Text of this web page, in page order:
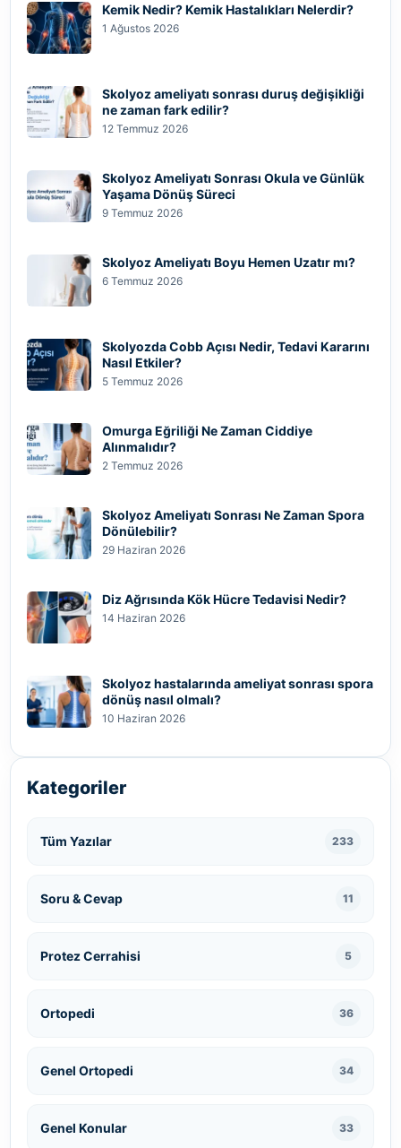
Kemik Nedir? Kemik Hastalıkları Nelerdir?
1 Ağustos 2026
Skolyoz ameliyatı sonrası duruş değişikliği
ne zaman fark edilir?
12 Temmuz 2026
Skolyoz Ameliyatı Sonrası Okula ve Günlük
Yaşama Dönüş Süreci
9 Temmuz 2026
Skolyoz Ameliyatı Boyu Hemen Uzatır mı?
6 Temmuz 2026
Skolyozda Cobb Açısı Nedir, Tedavi Kararını
Nasıl Etkiler?
5 Temmuz 2026
Omurga Eğriliği Ne Zaman Ciddiye
Alınmalıdır?
2 Temmuz 2026
Skolyoz Ameliyatı Sonrası Ne Zaman Spora
Dönülebilir?
29 Haziran 2026
Diz Ağrısında Kök Hücre Tedavisi Nedir?
14 Haziran 2026
Skolyoz hastalarında ameliyat sonrası spora
dönüş nasıl olmalı?
10 Haziran 2026
Kategoriler
Tüm Yazılar 233
Soru & Cevap 11
Protez Cerrahisi 5
Ortopedi 36
Genel Ortopedi 34
Genel Konular 33